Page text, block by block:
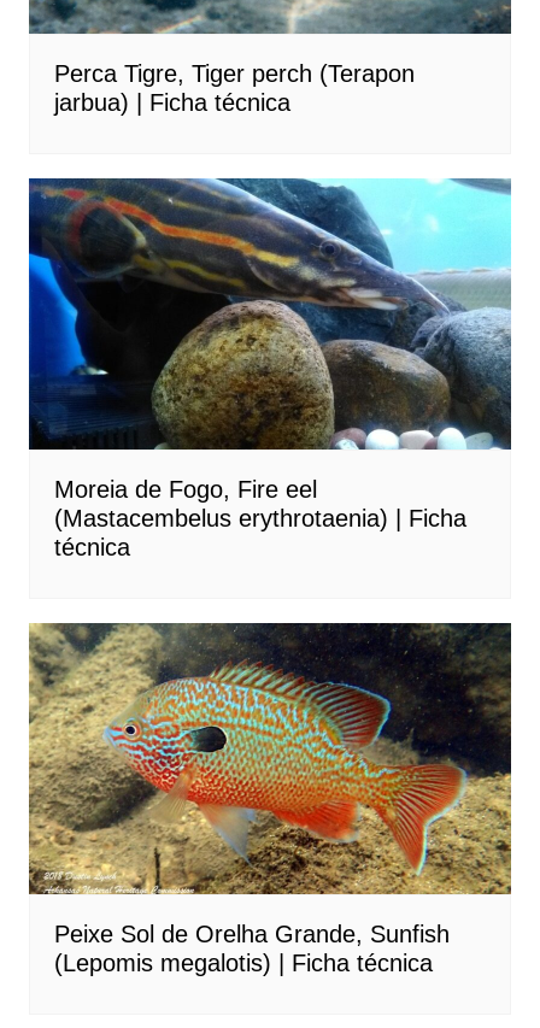
Perca Tigre, Tiger perch (Terapon
jarbua) | Ficha técnica
Moreia de Fogo, Fire eel
(Mastacembelus erythrotaenia) | Ficha
técnica
Peixe Sol de Orelha Grande, Sunfish
(Lepomis megalotis) | Ficha técnica